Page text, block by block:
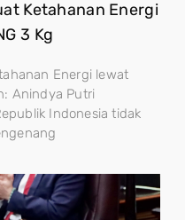
Ketahanan Energi
3 Kg
Energi lewat
Anindya Putri
Indonesia tidak